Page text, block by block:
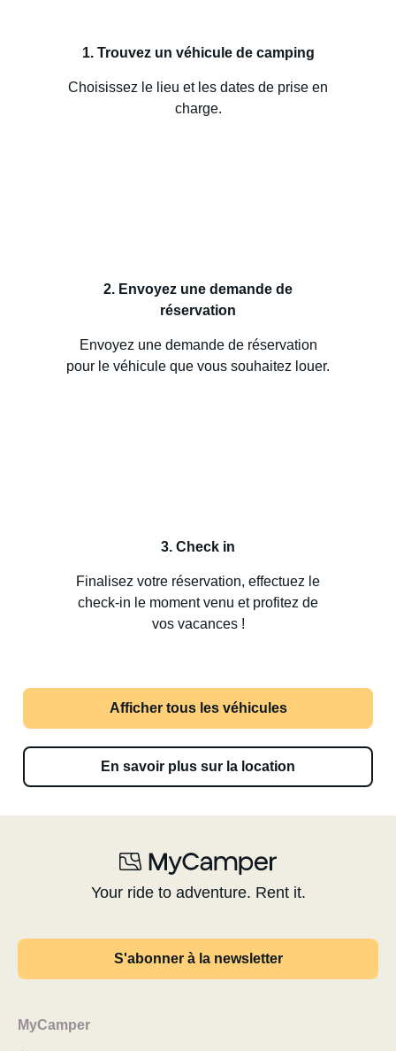
1. Trouvez un véhicule de camping
Choisissez le lieu et les dates de prise en
charge.
2. Envoyez une demande de
réservation
Envoyez une demande de réservation
pour le véhicule que vous souhaitez louer.
3. Check in
Finalisez votre réservation, effectuez le
check-in le moment venu et profitez de
vos vacances !
Afficher tous les véhicules
En savoir plus sur la location
Your ride to adventure. Rent it.
S'abonner à la newsletter
MyCamper